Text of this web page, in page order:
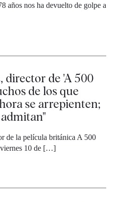
años nos ha devuelto de golpe a
de 'A 500
de los que
se arrepienten;
de la película británica A 500
viernes 10 de […]